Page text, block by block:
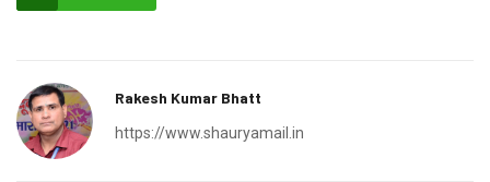
Rakesh Kumar Bhatt
https://www.shauryamail.in